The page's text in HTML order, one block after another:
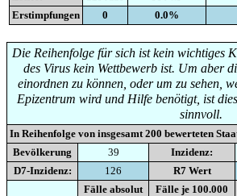
Erstimpfungen
0 0.0%
Die Reihenfolge für sich ist kein wichtiges
des Virus kein Wettbewerb ist. Um aber
einordnen zu können, oder um zu sehen,
Epizentrum wird und Hilfe benötigt, ist
sinnvoll.
In Reihenfolge von insgesamt 200 bewerteten
Bevölkerung
39 Inzidenz:
D7-Inzidenz:
126 R7 Wert
Fälle absolut
Fälle je 100.000